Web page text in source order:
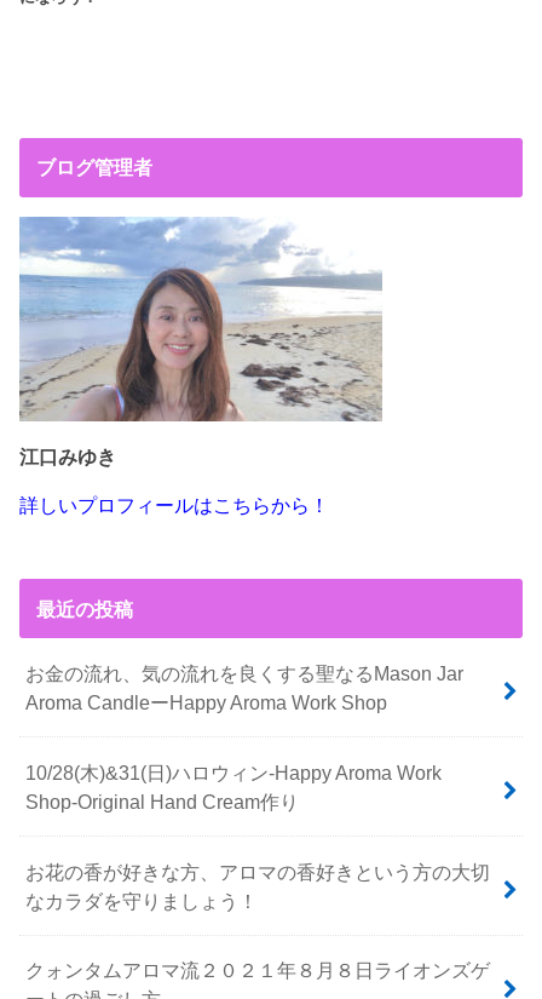
ブログ管理者
江口みゆき
詳しいプロフィールはこちらから！
最近の投稿
お金の流れ、気の流れを良くする聖なるMason Jar
Aroma CandleーHappy Aroma Work Shop
10/28(木)&31(日)ハロウィン-Happy Aroma Work
Shop-Original Hand Cream作り
お花の香が好きな方、アロマの香好きという方の大切
なカラダを守りましょう！
クォンタムアロマ流２０２１年８月８日ライオンズゲ